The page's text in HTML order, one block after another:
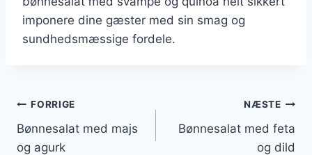
imponere dine gæster med sin smag og
sundhedsmæssige fordele.
Indlægsnavigation
FORRIGE
Bønnesalat med majs
og agurk
NÆSTE
Bønnesalat med feta
og dild